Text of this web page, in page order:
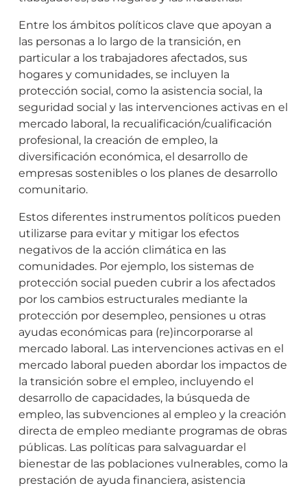
Entre los ámbitos políticos clave que apoyan a
las personas a lo largo de la transición, en
particular a los trabajadores afectados, sus
hogares y comunidades, se incluyen la
protección social, como la asistencia social, la
seguridad social y las intervenciones activas en el
mercado laboral, la recualificación/cualificación
profesional, la creación de empleo, la
diversificación económica, el desarrollo de
empresas sostenibles o los planes de desarrollo
comunitario.
Estos diferentes instrumentos políticos pueden
utilizarse para evitar y mitigar los efectos
negativos de la acción climática en las
comunidades. Por ejemplo, los sistemas de
protección social pueden cubrir a los afectados
por los cambios estructurales mediante la
protección por desempleo, pensiones u otras
ayudas económicas para (re)incorporarse al
mercado laboral. Las intervenciones activas en el
mercado laboral pueden abordar los impactos de
la transición sobre el empleo, incluyendo el
desarrollo de capacidades, la búsqueda de
empleo, las subvenciones al empleo y la creación
directa de empleo mediante programas de obras
públicas. Las políticas para salvaguardar el
bienestar de las poblaciones vulnerables, como la
prestación de ayuda financiera, asistencia